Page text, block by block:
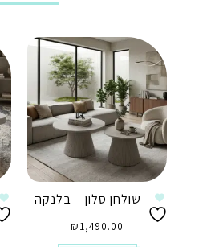
שולחן סלון – בלנקה
₪1,490.00